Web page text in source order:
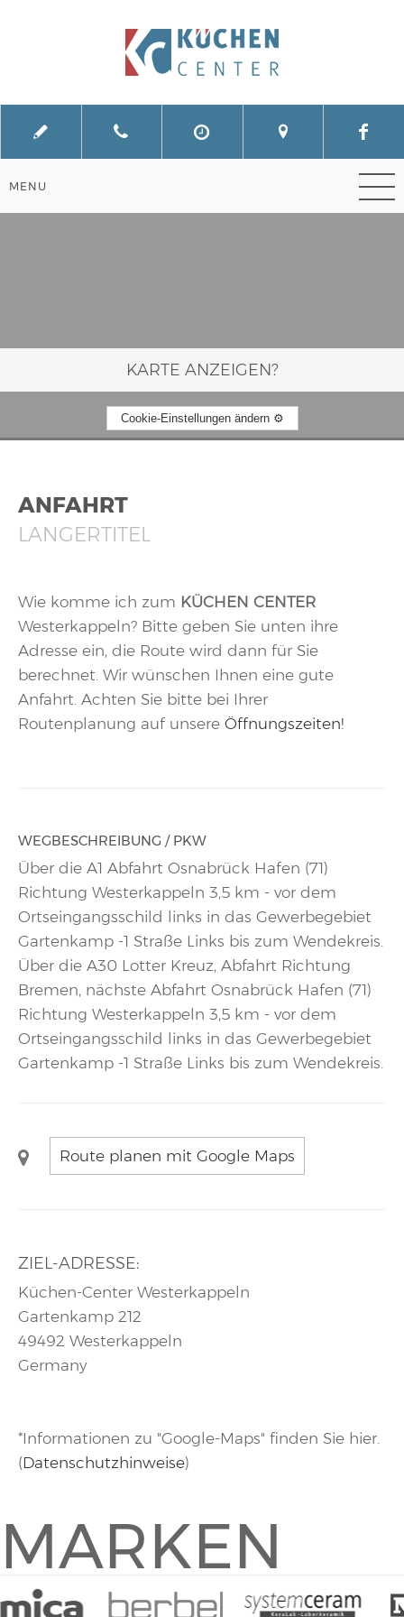
KARTE ANZEIGEN?
Cookie-Einstellungen ändern
ANFAHRT
LANGERTITEL
Wie komme ich zum KÜCHEN CENTER
Westerkappeln? Bitte geben Sie unten ihre
Adresse ein, die Route wird dann für Sie
berechnet. Wir wünschen Ihnen eine gute
Anfahrt. Achten Sie bitte bei Ihrer
Routenplanung auf unsere Öffnungszeiten!
WEGBESCHREIBUNG / PKW
Über die A1 Abfahrt Osnabrück Hafen (71)
Richtung Westerkappeln 3,5 km - vor dem
Ortseingangsschild links in das Gewerbegebiet
Gartenkamp -1 Straße Links bis zum Wendekreis.
Über die A30 Lotter Kreuz, Abfahrt Richtung
Bremen, nächste Abfahrt Osnabrück Hafen (71)
Richtung Westerkappeln 3,5 km - vor dem
Ortseingangsschild links in das Gewerbegebiet
Gartenkamp -1 Straße Links bis zum Wendekreis.
Route planen mit Google Maps
ZIEL-ADRESSE:
Küchen-Center Westerkappeln
Gartenkamp 212
49492 Westerkappeln
Germany
*Informationen zu "Google-Maps" finden Sie hier.
(Datenschutzhinweise)
MARKEN